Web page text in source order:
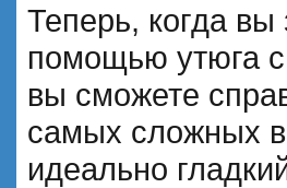
Теперь, когда вы
помощью утюга
вы сможете
самых сложных
идеально